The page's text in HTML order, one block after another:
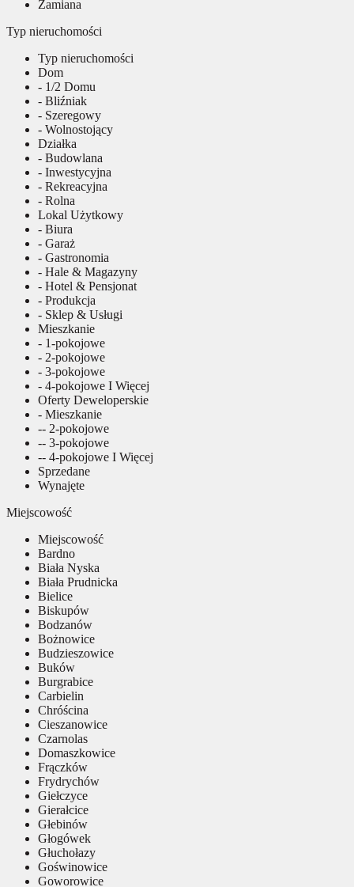
Zamiana
Typ nieruchomości
Typ nieruchomości
Dom
- 1/2 Domu
- Bliźniak
- Szeregowy
- Wolnostojący
Działka
- Budowlana
- Inwestycyjna
- Rekreacyjna
- Rolna
Lokal Użytkowy
- Biura
- Garaż
- Gastronomia
- Hale & Magazyny
- Hotel & Pensjonat
- Produkcja
- Sklep & Usługi
Mieszkanie
- 1-pokojowe
- 2-pokojowe
- 3-pokojowe
- 4-pokojowe I Więcej
Oferty Deweloperskie
- Mieszkanie
-- 2-pokojowe
-- 3-pokojowe
-- 4-pokojowe I Więcej
Sprzedane
Wynajęte
Miejscowość
Miejscowość
Bardno
Biała Nyska
Biała Prudnicka
Bielice
Biskupów
Bodzanów
Bożnowice
Budzieszowice
Buków
Burgrabice
Carbielin
Chróścina
Cieszanowice
Czarnolas
Domaszkowice
Frączków
Frydrychów
Giełczyce
Gierałcice
Głebinów
Głogówek
Głuchołazy
Goświnowice
Goworowice